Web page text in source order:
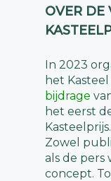
OVER DE
In 2023
het
bijdrage
het eerst
Zowel
als de pers
concept.